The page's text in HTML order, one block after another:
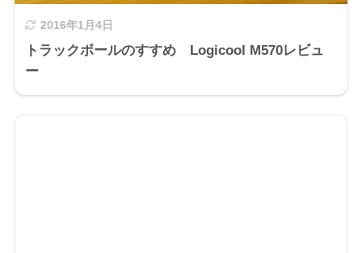
2016年1月4日
トラックボールのすすめ Logicool M570レビュ
ー